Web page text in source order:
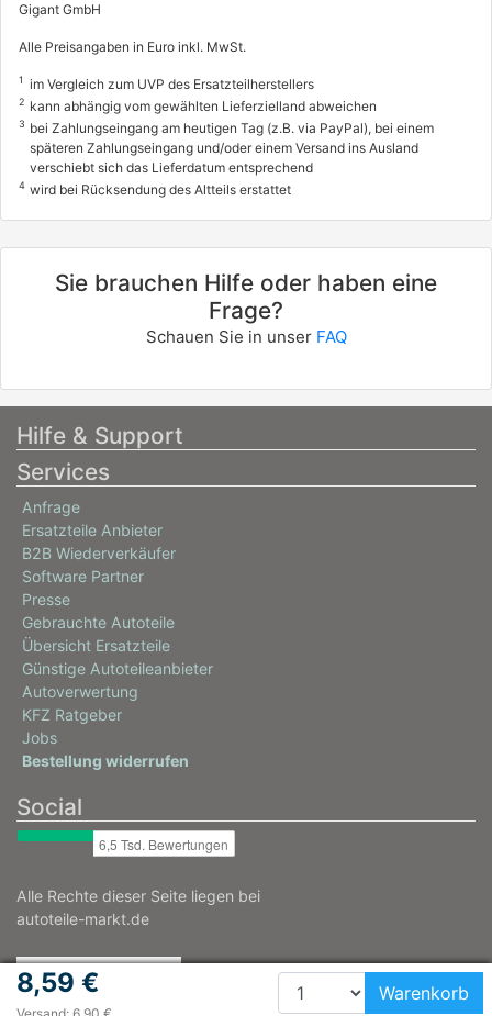
Gigant GmbH
Alle Preisangaben in Euro inkl. MwSt.
1 im Vergleich zum UVP des Ersatzteilherstellers
2 kann abhängig vom gewählten Lieferzielland abweichen
3 bei Zahlungseingang am heutigen Tag (z.B. via PayPal), bei einem
späteren Zahlungseingang und/oder einem Versand ins Ausland
verschiebt sich das Lieferdatum entsprechend
4 wird bei Rücksendung des Altteils erstattet
8,59 € Warenkorb
Sie brauchen Hilfe oder haben eine
Frage?
Schauen Sie in unser FAQ
Hilfe & Support
Services
Anfrage
Ersatzteile Anbieter
B2B Wiederverkäufer
Software Partner
Presse
Gebrauchte Autoteile
Übersicht Ersatzteile
Günstige Autoteileanbieter
Autoverwertung
KFZ Ratgeber
Jobs
Bestellung widerrufen
Social
Alle Rechte dieser Seite liegen bei
autoteile-markt.de